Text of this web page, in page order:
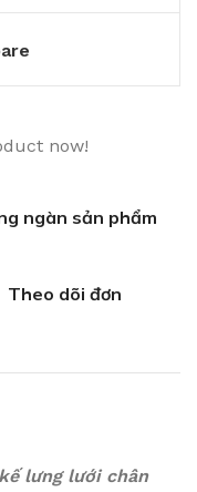
now!
ngàn sản phẩm
Theo dõi đơn
lưng lưới chân